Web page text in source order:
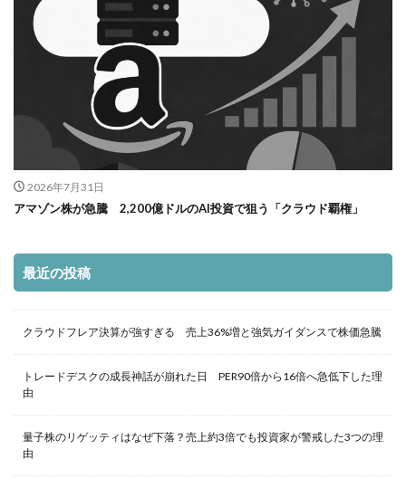
2026年7月31日
アマゾン株が急騰 2,200億ドルのAI投資で狙う「クラウド覇権」
最近の投稿
クラウドフレア決算が強すぎる 売上36%増と強気ガイダンスで株価急騰
トレードデスクの成長神話が崩れた日 PER90倍から16倍へ急低下した理
由
量子株のリゲッティはなぜ下落？売上約3倍でも投資家が警戒した3つの理
由